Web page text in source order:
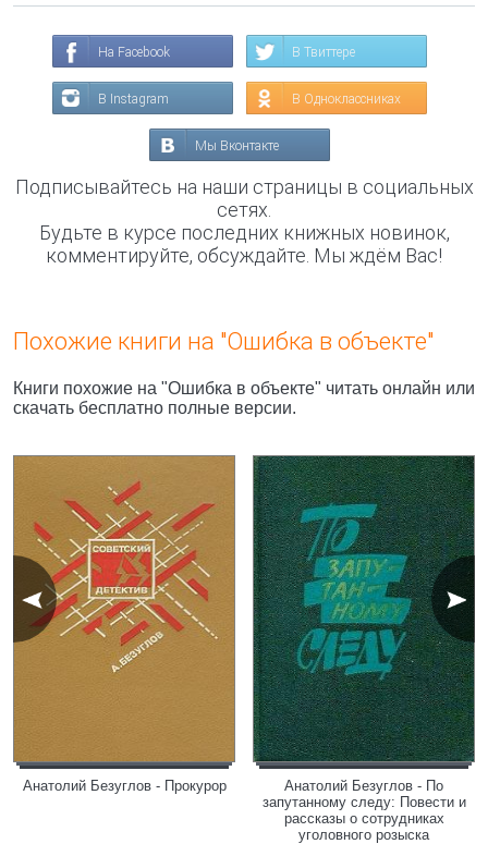
На Facebook В Твиттере
В Instagram В Одноклассниках
Мы Вконтакте
Подписывайтесь на наши страницы в социальных
сетях.
Будьте в курсе последних книжных новинок,
комментируйте, обсуждайте. Мы ждём Вас!
Похожие книги на "Ошибка в объекте"
Книги похожие на "Ошибка в объекте" читать онлайн или
скачать бесплатно полные версии.
Анатолий Безуглов - Прокурор
Анатолий Безуглов - По
запутанному следу: Повести и
рассказы о сотрудниках
уголовного розыска